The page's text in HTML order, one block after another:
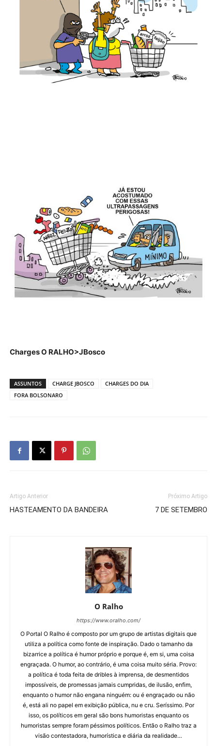
Charges O RALHO>JBosco
ASSUNTOS CHARGE JBOSCO
CHARGES DO DIA
FORA BOLSONARO
Artigo Anterior
HASTEAMENTO DA BANDEIRA
Próximo Artigo
7 DE SETEMBRO
O Ralho
https://www.oralho.com/
O Portal O Ralho é composto por um grupo de artistas digitais que
utiliza a política como fonte de inspiração. Dado o tamanho da
bizarrice a política é humor próprio e porque é, em si, uma coisa
engraçada. O humor, ao contrário, é uma coisa muito séria. Provo:
a política é toda feita de dribles à imprensa, de desmentidos
impossíveis, de promessas jamais cumpridas, de ilusão, enfim,
enquanto o humor não engana ninguém: ou é engraçado ou não
é, está ali no papel em exibição pública, nu e cru. Seríssimo. Por
isso, os políticos em geral são bons humoristas enquanto os
humoristas sempre foram péssimos políticos. Então o Ralho traz a
visão contestadora, humorística e diária da realidade…